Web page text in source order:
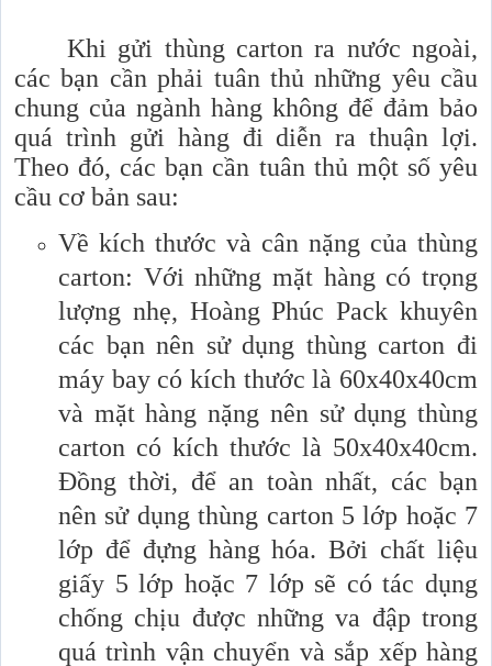
Khi gửi thùng carton ra nước ngoài,
các bạn cần phải tuân thủ những yêu cầu
chung của ngành hàng không để đảm bảo
quá trình gửi hàng đi diễn ra thuận lợi.
Theo đó, các bạn cần tuân thủ một số yêu
cầu cơ bản sau:
Về kích thước và cân nặng của thùng
carton: Với những mặt hàng có trọng
lượng nhẹ, Hoàng Phúc Pack khuyên
các bạn nên sử dụng thùng carton đi
máy bay có kích thước là 60x40x40cm
và mặt hàng nặng nên sử dụng thùng
carton có kích thước là 50x40x40cm.
Đồng thời, để an toàn nhất, các bạn
nên sử dụng thùng carton 5 lớp hoặc 7
lớp để đựng hàng hóa. Bởi chất liệu
giấy 5 lớp hoặc 7 lớp sẽ có tác dụng
chống chịu được những va đập trong
quá trình vận chuyển và sắp xếp hàng